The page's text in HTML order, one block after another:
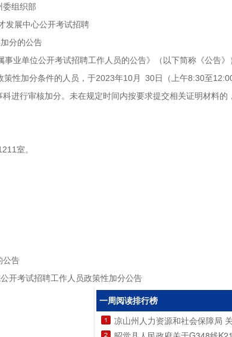
组织部
发展中心公开考试招聘
分的公告
业单位公开考试招聘工作人员的公告》（以下简称《公告》
性加分条件的人员，于2023年10月 30日（上午8:30至
进行审核加分。未在规定时间内按要求提交相关证明材料的
室。
公告
开考试招聘工作人员政策性加分公告
一周阅读排行榜
凉山州人力资源和社会保障局